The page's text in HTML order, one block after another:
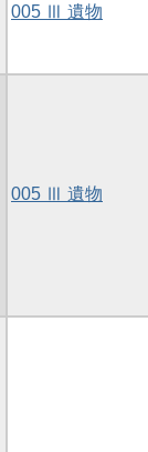
005 Ⅲ 遺物
005 Ⅲ 遺物